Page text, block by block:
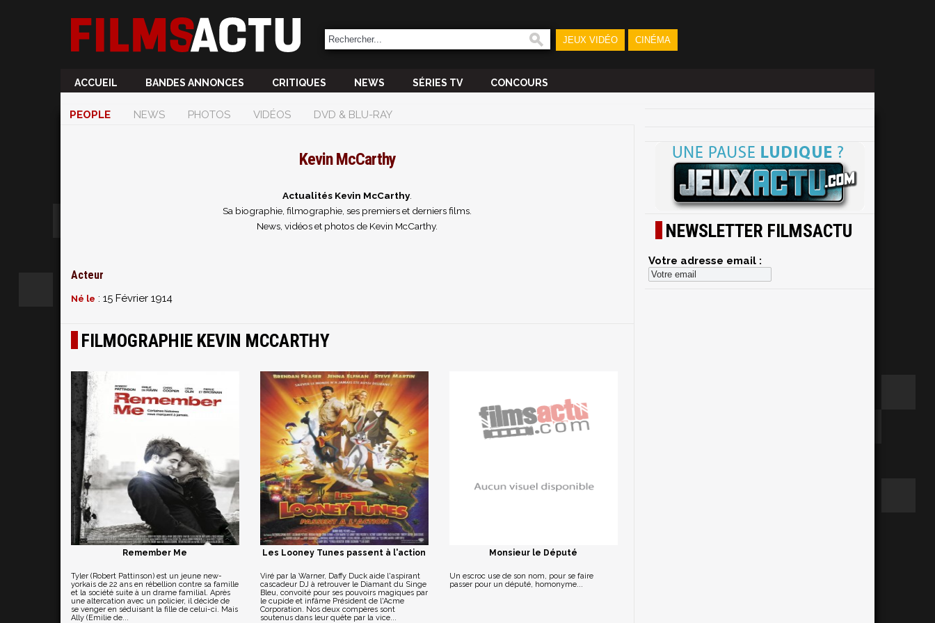
JEUX VIDÉO CINÉMA
ACCUEIL BANDES ANNONCES CRITIQUES NEWS SÉRIES TV CONCOURS
PEOPLE NEWS PHOTOS VIDÉOS DVD & BLU-RAY
Kevin McCarthy
Actualités Kevin McCarthy.
Sa biographie, filmographie, ses premiers et derniers films.
News, vidéos et photos de Kevin McCarthy.
Acteur
Né le : 15 Février 1914
FILMOGRAPHIE KEVIN MCCARTHY
Remember Me
Tyler (Robert Pattinson) est un jeune new-
yorkais de 22 ans en rébellion contre sa famille
et la société suite à un drame familial. Après
une altercation avec un policier, il décide de
se venger en séduisant la fille de celui-ci. Mais
Ally (Emilie de...
Les Looney Tunes passent à l'action
Viré par la Warner, Daffy Duck aide l'aspirant
cascadeur DJ à retrouver le Diamant du Singe
Bleu, convoité pour ses pouvoirs magiques par
le cupide et infâme Président de l'Acme
Corporation. Nos deux compères sont
soutenus dans leur quête par la vice...
Monsieur le Député
Un escroc use de son nom, pour se faire
passer pour un député, homonyme...
NEWSLETTER FILMSACTU
Votre adresse email :